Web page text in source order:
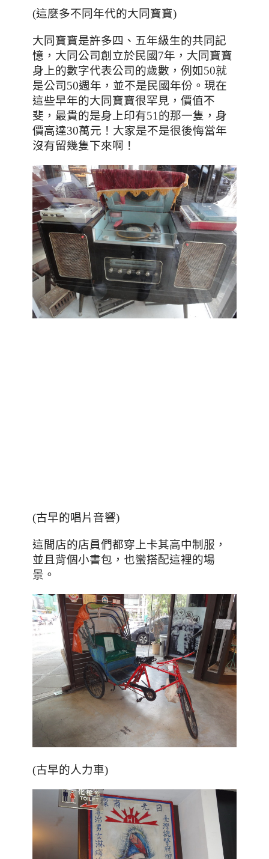
(這麼多不同年代的大同寶寶)
大同寶寶是許多四 、 五年級生的共同記
憶 ， 大同公司創立於民國7年 ， 大同寶寶
身上的數字代表公司的歲數 ， 例如50就
是公司50週年 ，並不是民國年份 。現在
這些早年的大同寶寶很罕見 ，價值不
斐 ， 最貴的是身上印有51的那一隻 ， 身
價高達30萬元 ！ 大家是不是很後悔當年
沒有留幾隻下來啊 ！
(古早的唱片音響)
這間店的店員們都穿上卡其高中制服 ，
並且背個小書包 ，也蠻搭配這裡的場
景。
(古早的人力車)